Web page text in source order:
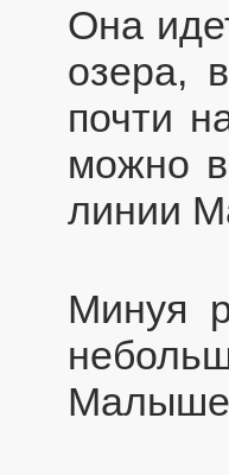
Она
озера,
почти
можно
линии
Минуя